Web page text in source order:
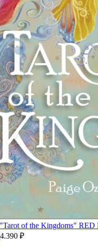
of the Kingdoms" RED
4.390 ₽